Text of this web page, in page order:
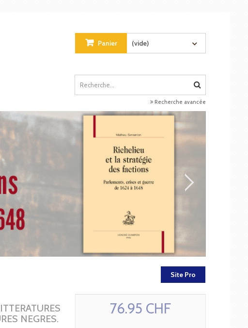
Panier (vide)
Recherche avancée
Site Pro
NEGRES.
76.95 CHF